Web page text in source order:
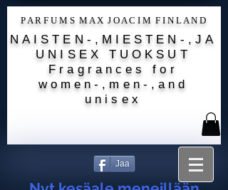
P A R F U M S M A X J O A C I M F I N L A N D
NAISTEN-,MIESTEN-,JA
UNISEX TUOKSUT
Fragrances for
women-,men-,and
unisex
Jaa